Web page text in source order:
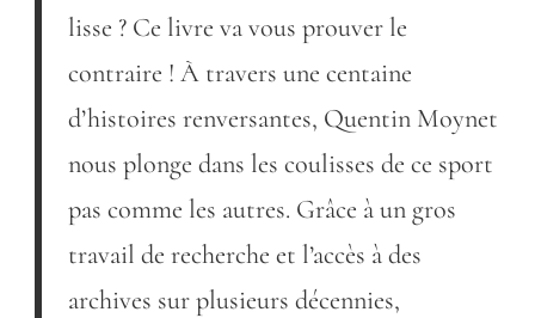
lisse ? Ce livre va vous prouver le
contraire ! À travers une centaine
d’histoires renversantes, Quentin Moynet
nous plonge dans les coulisses de ce sport
pas comme les autres. Grâce à un gros
travail de recherche et l’accès à des
archives sur plusieurs décennies,